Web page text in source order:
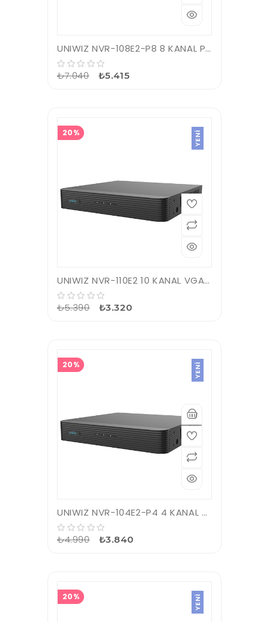
UNIWIZ NVR-108E2-P8 8 KANAL POE VGA/HDMI H265 NVR KAYIT CİHAZI
₺7.040 ₺5.415
20% YENI
UNIWIZ NVR-110E2 10 KANAL VGA/HDMI H265 NVR KAYIT CİHAZI
₺5.390 ₺3.320
20% YENI
UNIWIZ NVR-104E2-P4 4 KANAL POE VGA/HDMI H265 NVR KAYIT CİHAZI
₺4.990 ₺3.840
20% YENI